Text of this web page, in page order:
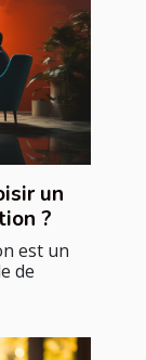
un
?
est un
de